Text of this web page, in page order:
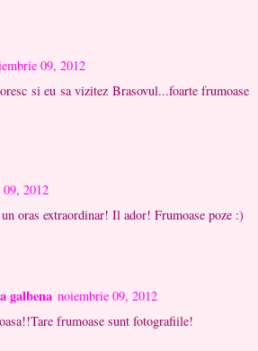
09, 2012
si eu sa vizitez Brasovul...foarte frumoase
2012
oras extraordinar! Il ador! Frumoase poze :)
galbena noiembrie 09, 2012
frumoase sunt fotografiile!